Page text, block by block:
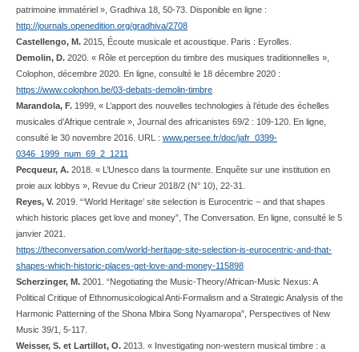
patrimoine immatériel », Gradhiva 18, 50-73. Disponible en ligne :
http://journals.openedition.org/gradhiva/2708
Castellengo, M. 2015, Écoute musicale et acoustique. Paris : Eyrolles.
Demolin, D. 2020. « Rôle et perception du timbre des musiques traditionnelles »,
Colophon, décembre 2020. En ligne, consulté le 18 décembre 2020 :
https://www.colophon.be/03-debats-demolin-timbre
Marandola, F. 1999, « L’apport des nouvelles technologies à l’étude des échelles
musicales d’Afrique centrale », Journal des africanistes 69/2 : 109-120. En ligne,
consulté le 30 novembre 2016. URL : www.persee.fr/doc/jafr_0399-
0346_1999_num_69_2_1211
Pecqueur, A. 2018. « L’Unesco dans la tourmente. Enquête sur une institution en
proie aux lobbys », Revue du Crieur 2018/2 (N° 10), 22-31.
Reyes, V. 2019. “‘World Heritage’ site selection is Eurocentric – and that shapes
which historic places get love and money”, The Conversation. En ligne, consulté le 5
janvier 2021.
https://theconversation.com/world-heritage-site-selection-is-eurocentric-and-that-
shapes-which-historic-places-get-love-and-money-115898
Scherzinger, M. 2001. “Negotiating the Music-Theory/African-Music Nexus: A
Political Critique of Ethnomusicological Anti-Formalism and a Strategic Analysis of the
Harmonic Patterning of the Shona Mbira Song Nyamaropa”, Perspectives of New
Music 39/1, 5-117.
Weisser, S. et Lartillot, O. 2013. « Investigating non-western musical timbre : a